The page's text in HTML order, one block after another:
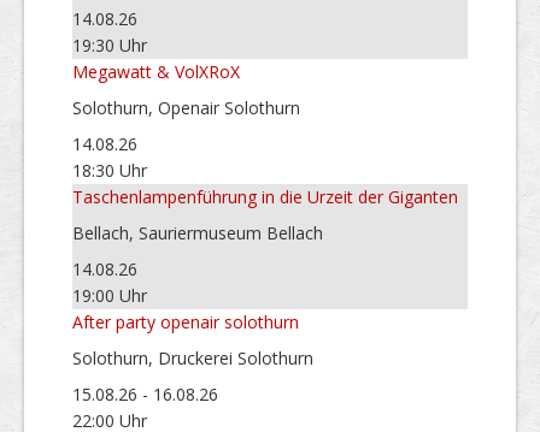
14.08.26
19:30 Uhr
Megawatt & VolXRoX
Solothurn, Openair Solothurn
14.08.26
18:30 Uhr
Taschenlampenführung in die Urzeit der Giganten
Bellach, Sauriermuseum Bellach
14.08.26
19:00 Uhr
After party openair solothurn
Solothurn, Druckerei Solothurn
15.08.26 - 16.08.26
22:00 Uhr